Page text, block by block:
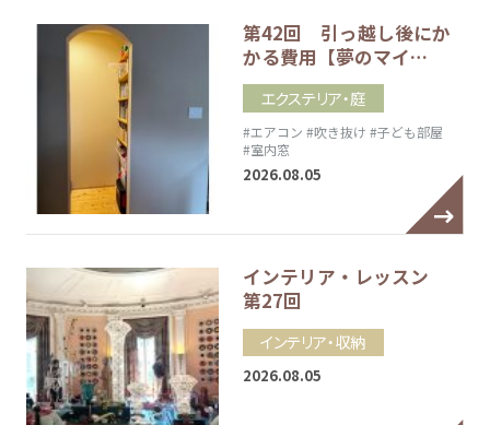
第42回 引っ越し後にか
かる費用【夢のマイ…
エクステリア・庭
#エアコン #吹き抜け #子ども部屋
#室内窓
2026.08.05
インテリア・レッスン
第27回
インテリア・収納
2026.08.05